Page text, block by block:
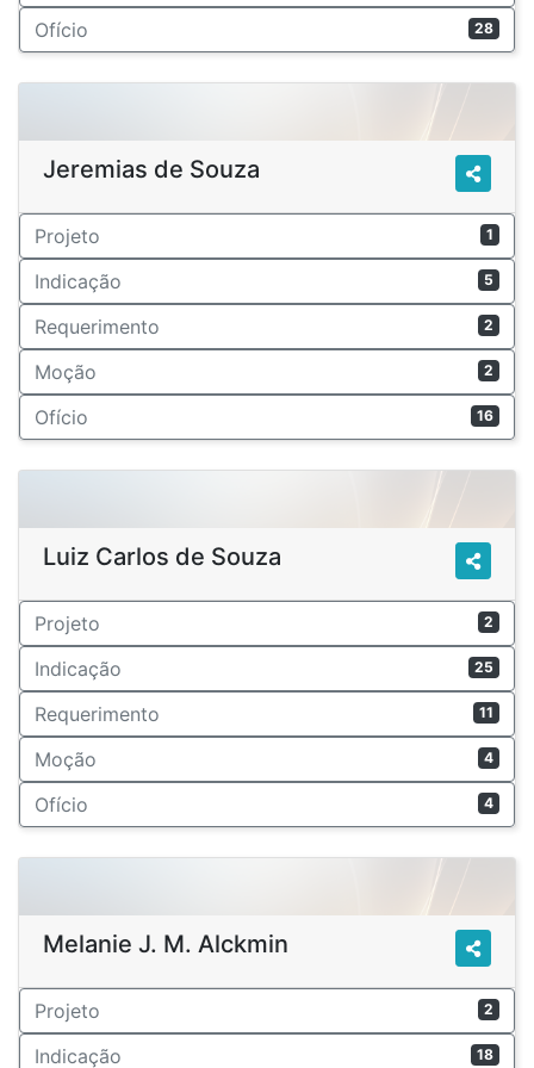
Ofício 28
Jeremias de Souza
Projeto 1
Indicação 5
Requerimento 2
Moção 2
Ofício 16
Luiz Carlos de Souza
Projeto 2
Indicação 25
Requerimento 11
Moção 4
Ofício 4
Melanie J. M. Alckmin
Projeto 2
Indicação 18